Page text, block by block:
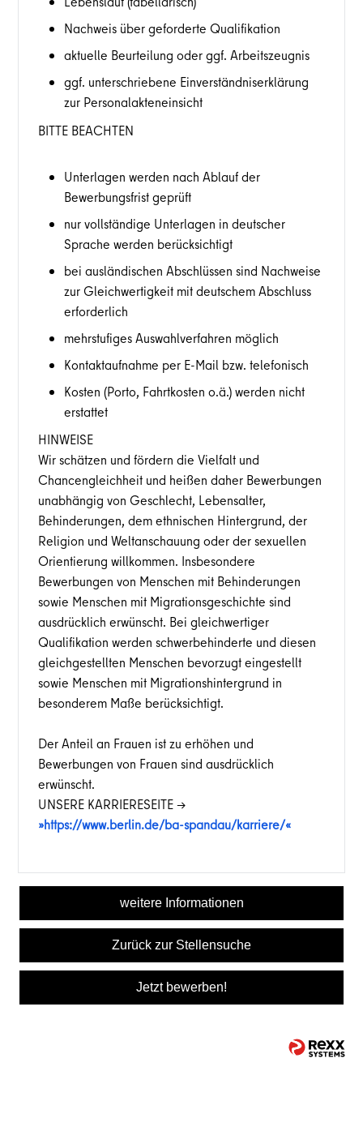
Nachweis über geforderte Qualifikation
aktuelle Beurteilung oder ggf. Arbeitszeugnis
ggf. unterschriebene Einverständniserklärung
zur Personalakteneinsicht
BITTE BEACHTEN
Unterlagen werden nach Ablauf der
Bewerbungsfrist geprüft
nur vollständige Unterlagen in deutscher
Sprache werden berücksichtigt
bei ausländischen Abschlüssen sind Nachweise
zur Gleichwertigkeit mit deutschem Abschluss
erforderlich
mehrstufiges Auswahlverfahren möglich
Kontaktaufnahme per E-Mail bzw. telefonisch
Kosten (Porto, Fahrtkosten o.ä.) werden nicht
erstattet
HINWEISE
Wir schätzen und fördern die Vielfalt und
Chancengleichheit und heißen daher Bewerbungen
unabhängig von Geschlecht, Lebensalter,
Behinderungen, dem ethnischen Hintergrund, der
Religion und Weltanschauung oder der sexuellen
Orientierung willkommen. Insbesondere
Bewerbungen von Menschen mit Behinderungen
sowie Menschen mit Migrationsgeschichte sind
ausdrücklich erwünscht. Bei gleichwertiger
Qualifikation werden schwerbehinderte und diesen
gleichgestellten Menschen bevorzugt eingestellt
sowie Menschen mit Migrationshintergrund in
besonderem Maße berücksichtigt.
Der Anteil an Frauen ist zu erhöhen und
Bewerbungen von Frauen sind ausdrücklich
erwünscht.
UNSERE KARRIERESEITE ->
https://www.berlin.de/ba-spandau/karriere/
weitere Informationen
Zurück zur Stellensuche
Jetzt bewerben!